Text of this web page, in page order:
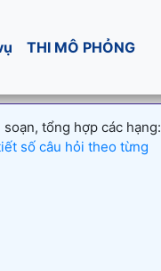
THI MÔ PHỎNG
tổng hợp các hạng:
số câu hỏi theo từng